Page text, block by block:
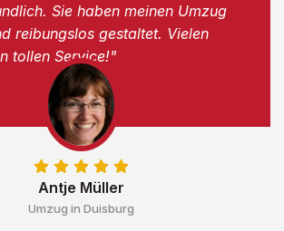
Antje Müller
Umzug in Duisburg
Sie haben meinen Umzug
reibungslos gestaltet. Vielen
tollen Service!"